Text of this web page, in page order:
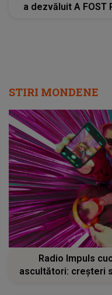
a dezvăluit A FOST
STIRI MONDENE
Radio Impuls
ascultători: creșteri